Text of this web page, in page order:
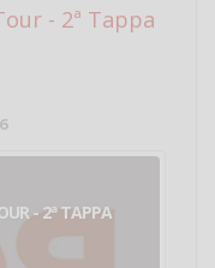
- 2ª Tappa
- 2ª TAPPA